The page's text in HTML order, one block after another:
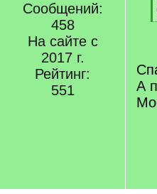
Сообщений:
458
На сайте с
2017 г.
Рейтинг:
551
А